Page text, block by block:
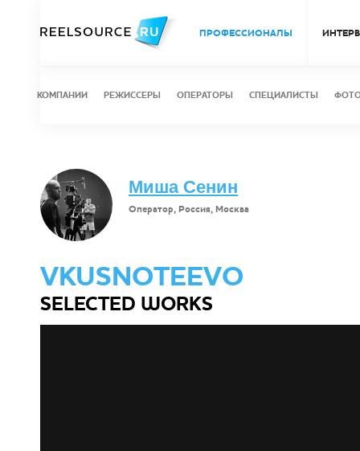
ПРОФЕССИОНАЛЫ
КОМПАНИИ РЕЖИССЕРЫ ОПЕРАТОРЫ СПЕЦИАЛИСТЫ
Миша Сенин
Оператор, Россия, Москва
VKUSNOTEEVO
SELECTED WORKS